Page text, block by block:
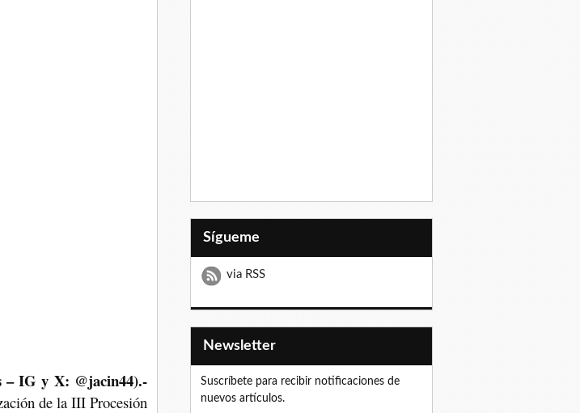
– IG y X: @jacin44).-
de la III Procesión
Sígueme
via RSS
Newsletter
Suscríbete para recibir notificaciones de
nuevos artículos.